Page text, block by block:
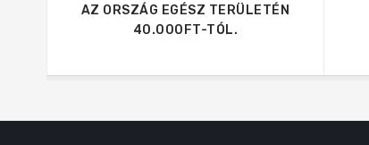
AZ ORSZÁG EGÉSZ TERÜLETÉN
40.000FT-TÓL.